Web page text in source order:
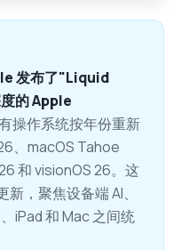
发布了"Liquid
的 Apple
操作系统按年份重新
、macOS Tahoe
和 visionOS 26。这
，聚焦设备端 AI、
iPad 和 Mac 之间统